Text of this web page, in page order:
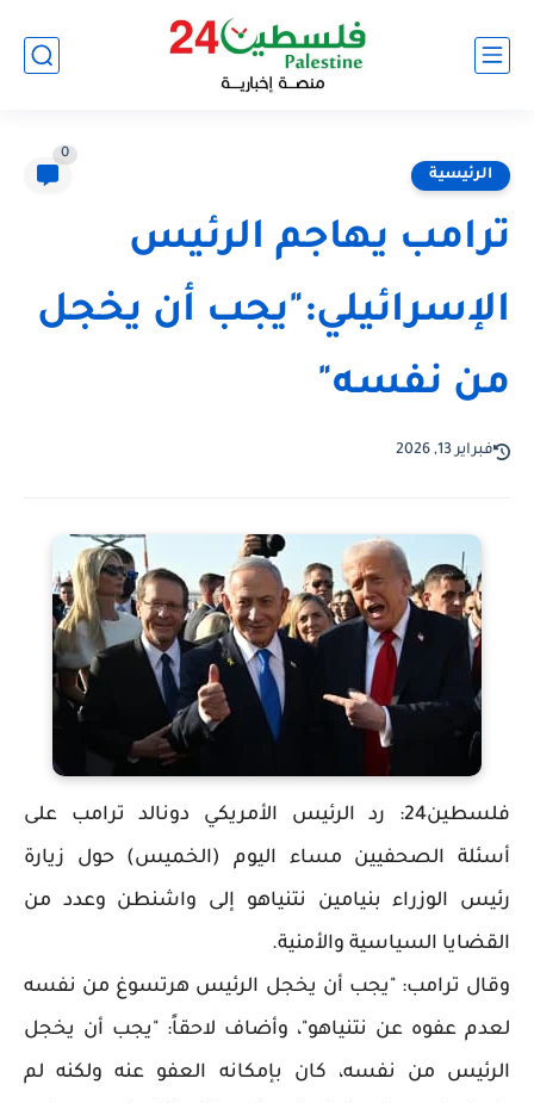
الرئيسية
0
ترامب يهاجم الرئيس
الإسرائيلي:"يجب أن يخجل
من نفسه"
فبراير 13, 2026
فلسطين24: رد الرئيس الأمريكي دونالد ترامب على
أسئلة الصحفيين مساء اليوم (الخميس) حول زيارة
رئيس الوزراء بنيامين نتنياهو إلى واشنطن وعدد من
القضايا السياسية والأمنية.
وقال ترامب: "يجب أن يخجل الرئيس هرتسوغ من نفسه
لعدم عفوه عن نتنياهو"، وأضاف لاحقاً: "يجب أن يخجل
الرئيس من نفسه، كان بإمكانه العفو عنه ولكنه لم